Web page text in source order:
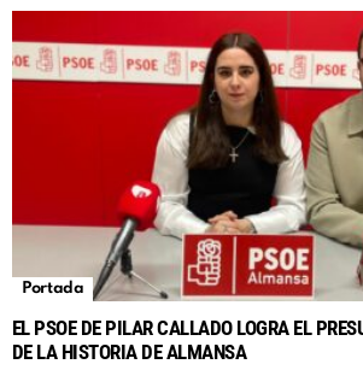
Portada
EL PSOE DE PILAR CALLADO LOGRA EL
DE LA HISTORIA DE ALMANSA